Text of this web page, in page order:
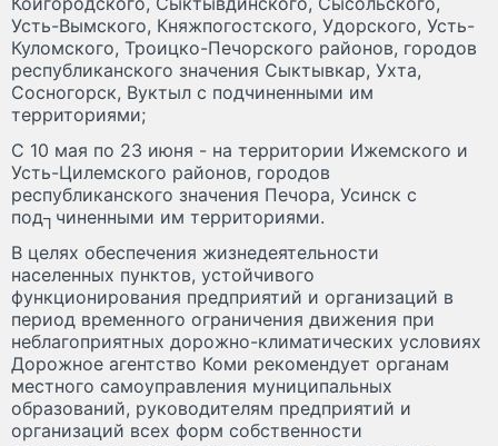
Усть-Вымского, Княжпогостского, Удорского, Усть-
Куломского, Троицко-Печорского районов, городов
республиканского значения Сыктывкар, Ухта,
Сосногорск, Вуктыл с подчиненными им
территориями;
С 10 мая по 23 июня - на территории Ижемского и
Усть-Цилемского районов, городов
республиканского значения Печора, Усинск с
под┐чиненными им территориями.
В целях обеспечения жизнедеятельности
населенных пунктов, устойчивого
функционирования предприятий и организаций в
период временного ограничения движения при
неблагоприятных дорожно-климатических условиях
Дорожное агентство Коми рекомендует органам
местного самоуправления муниципальных
образований, руководителям предприятий и
организаций всех форм собственности